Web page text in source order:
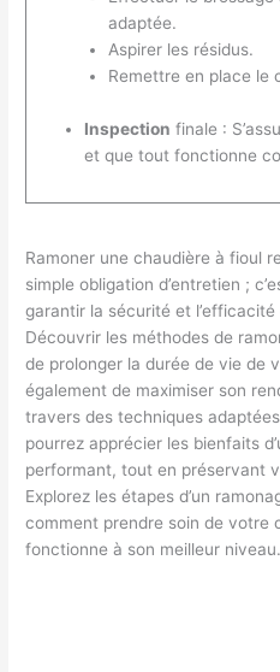
adaptée.
Aspirer les résidus.
Remettre en place le
Inspection finale :
et que tout fonctionne
Ramoner une chaudière à fioul
simple obligation d’entretien ;
garantir la sécurité et
Découvrir les méthodes de
de prolonger la durée de vie de
également de maximiser son
travers des techniques
pourrez apprécier les bienfaits
performant, tout en préservant
Explorez les étapes d’un
comment prendre soin de votre
fonctionne à son meilleur niveau.